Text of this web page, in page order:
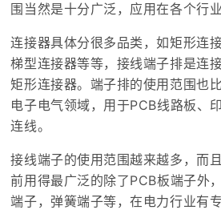
围当然是十分广泛，应用在各个行业
连接器具体分很多品类，如矩形连
梯型连接器等等，接线端子排是连
矩形连接器。端子排的使用范围也
电子电气领域，用于PCB线路板、
连线。
接线端子的使用范围越来越多，而
前用得最广泛的除了PCB板端子外
端子，弹簧端子等，在电力行业有